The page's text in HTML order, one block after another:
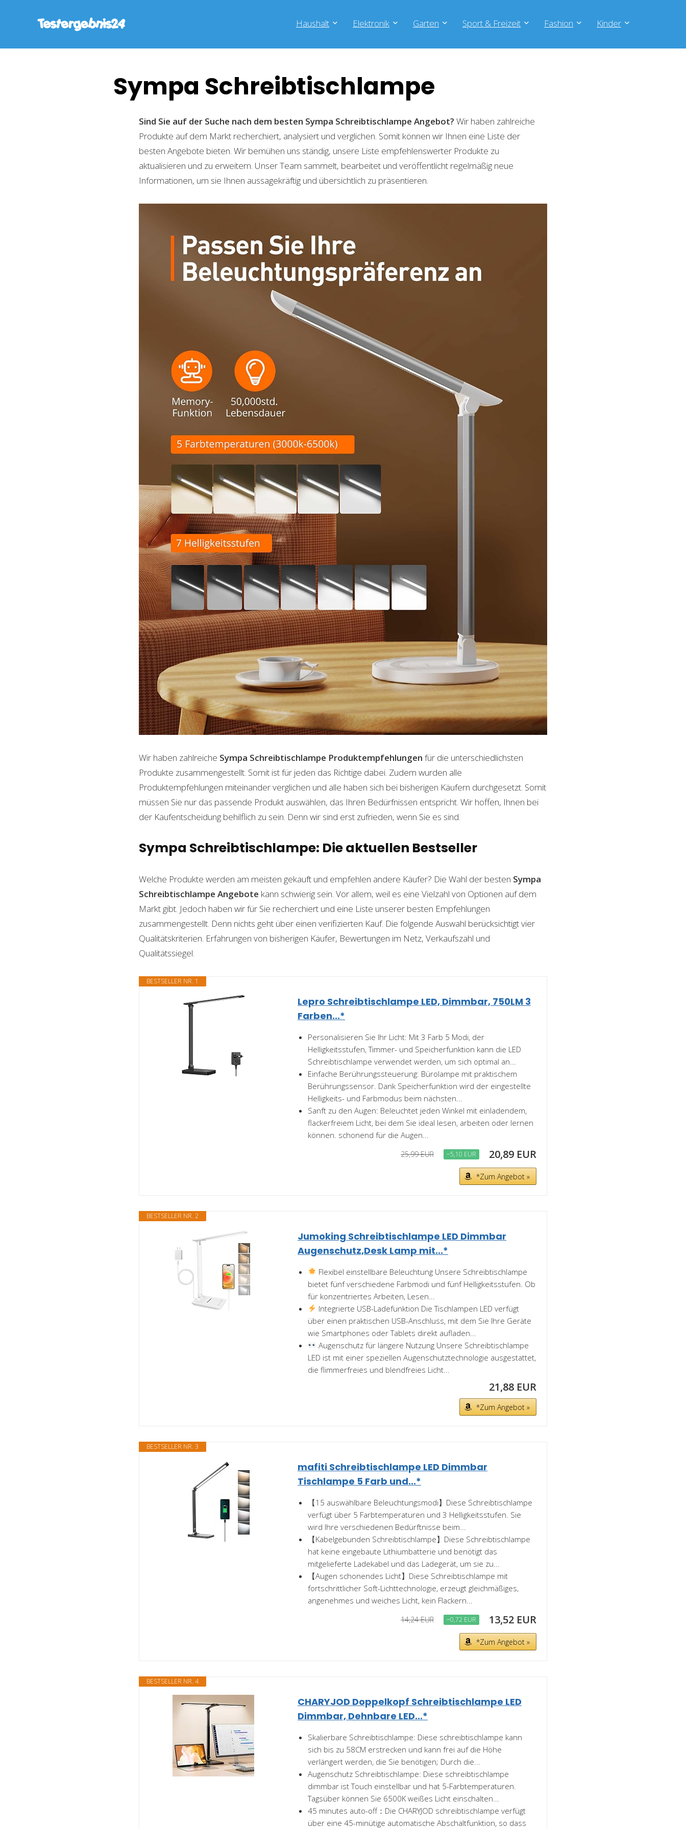
Haushalt Elektronik Garten Sport & Freizeit Fashion Kinder
Sympa Schreibtischlampe
Sind Sie auf der Suche nach dem besten Sympa Schreibtischlampe Angebot? Wir haben zahlreiche
Produkte auf dem Markt recherchiert, analysiert und verglichen. Somit können wir Ihnen eine Liste der
besten Angebote bieten. Wir bemühen uns ständig, unsere Liste empfehlenswerter Produkte zu
aktualisieren und zu erweitern. Unser Team sammelt, bearbeitet und veröffentlicht regelmäßig neue
Informationen, um sie Ihnen aussagekräftig und übersichtlich zu präsentieren.
Wir haben zahlreiche Sympa Schreibtischlampe Produktempfehlungen für die unterschiedlichsten
Produkte zusammengestellt. Somit ist für jeden das Richtige dabei. Zudem wurden alle
Produktempfehlungen miteinander verglichen und alle haben sich bei bisherigen Käufern durchgesetzt. Somit
müssen Sie nur das passende Produkt auswählen, das Ihren Bedürfnissen entspricht. Wir hoffen, Ihnen bei
der Kaufentscheidung behilflich zu sein. Denn wir sind erst zufrieden, wenn Sie es sind.
Sympa Schreibtischlampe: Die aktuellen Bestseller
Welche Produkte werden am meisten gekauft und empfehlen andere Käufer? Die Wahl der besten Sympa
Schreibtischlampe Angebote kann schwierig sein. Vor allem, weil es eine Vielzahl von Optionen auf dem
Markt gibt. Jedoch haben wir für Sie recherchiert und eine Liste unserer besten Empfehlungen
zusammengestellt. Denn nichts geht über einen verifizierten Kauf. Die folgende Auswahl berücksichtigt vier
Qualitätskriterien. Erfahrungen von bisherigen Käufer, Bewertungen im Netz, Verkaufszahl und
Qualitätssiegel.
BESTSELLER NR. 1
Lepro Schreibtischlampe LED, Dimmbar, 750LM 3
Farben...*
Personalisieren Sie Ihr Licht: Mit 3 Farb 5 Modi, der
Helligkeitsstufen, Timmer- und Speicherfunktion kann die LED
Schreibtischlampe verwendet werden, um sich optimal an...
Einfache Berührungssteuerung: Bürolampe mit praktischem
Berührungssensor. Dank Speicherfunktion wird der eingestellte
Helligkeits- und Farbmodus beim nächsten...
Sanft zu den Augen: Beleuchtet jeden Winkel mit einladendem,
flackerfreiem Licht, bei dem Sie ideal lesen, arbeiten oder lernen
können. schonend für die Augen...
25,99 EUR −5,10 EUR 20,89 EUR
*Zum Angebot »
BESTSELLER NR. 2
Jumoking Schreibtischlampe LED Dimmbar
Augenschutz,Desk Lamp mit...*
Flexibel einstellbare Beleuchtung Unsere Schreibtischlampe
bietet fünf verschiedene Farbmodi und fünf Helligkeitsstufen. Ob
für konzentriertes Arbeiten, Lesen...
Integrierte USB-Ladefunktion Die Tischlampen LED verfügt
über einen praktischen USB-Anschluss, mit dem Sie Ihre Geräte
wie Smartphones oder Tablets direkt aufladen...
Augenschutz für längere Nutzung Unsere Schreibtischlampe
LED ist mit einer speziellen Augenschutztechnologie ausgestattet,
die flimmerfreies und blendfreies Licht...
21,88 EUR
*Zum Angebot »
BESTSELLER NR. 3
mafiti Schreibtischlampe LED Dimmbar
Tischlampe 5 Farb und...*
【15 auswählbare Beleuchtungsmodi】Diese Schreibtischlampe
verfügt über 5 Farbtemperaturen und 3 Helligkeitsstufen. Sie
wird Ihre verschiedenen Bedürftnisse beim...
【Kabelgebunden Schreibtischlampe】Diese Schreibtischlampe
hat keine eingebaute Lithiumbatterie und benötigt das
mitgelieferte Ladekabel und das Ladegerät, um sie zu...
【Augen schonendes Licht】Diese Schreibtischlampe mit
fortschrittlicher Soft-Lichttechnologie, erzeugt gleichmäßiges,
angenehmes und weiches Licht, kein Flackern...
14,24 EUR −0,72 EUR 13,52 EUR
*Zum Angebot »
BESTSELLER NR. 4
CHARYJOD Doppelkopf Schreibtischlampe LED
Dimmbar, Dehnbare LED...*
Skalierbare Schreibtischlampe: Diese schreibtischlampe kann
sich bis zu 58CM erstrecken und kann frei auf die Höhe
verlängert werden, die Sie benötigen; Durch die...
Augenschutz Schreibtischlampe: Diese schreibtischlampe
dimmbar ist Touch einstellbar und hat 5-Farbtemperaturen.
Tagsüber können Sie 6500K weißes Licht einschalten...
45 minutes auto-off：Die CHARYJOD schreibtischlampe verfügt
über eine 45-minütige automatische Abschaltfunktion, so dass